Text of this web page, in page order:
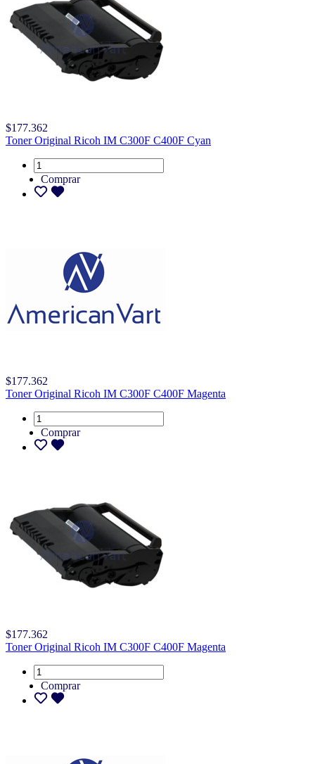
$177.362
Toner Original Ricoh IM C300F C400F Cyan
Comprar
$177.362
Toner Original Ricoh IM C300F C400F Magenta
Comprar
$177.362
Toner Original Ricoh IM C300F C400F Magenta
Comprar